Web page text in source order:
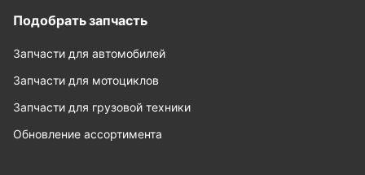
Подобрать запчасть
Запчасти для автомобилей
Запчасти для мотоциклов
Запчасти для грузовой техники
Обновление ассортимента